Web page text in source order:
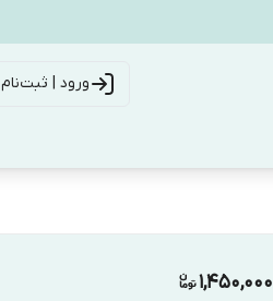
ورود | ثبت‌نام
1,450,000